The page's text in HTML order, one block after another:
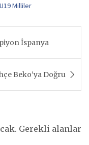
U19 Milliler
İspanya
Beko’ya Doğru
Gerekli alanlar